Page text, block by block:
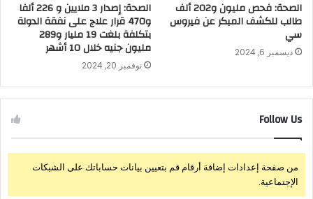
الصحة: فحص مليون و202 ألف
طالب للكشف المبكر عن فيروس
سي
ديسمبر 6, 2024
الصحة: إصدار 3 ملايين و 226 ألفا
و470 قرار علاج على نفقة الدولة
بتكلفة بلغت 19 مليار و289
مليون جنيه خلال 10 أشهر
نوفمبر 20, 2024
Follow Us
من صفحة إعدادات إضافة أرقام قم بتعيين بيانات حساباتك على الشبكات
الإجتماعية.